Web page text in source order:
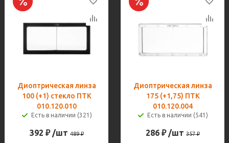
Диоптрическая линза
100 (+1) стекло ПТК
010.120.010
Есть в наличии (321)
392 ₽ /шт 489₽
Диоптрическая линза
175 (+1,75) ПТК
010.120.004
Есть в наличии (541)
286 ₽ /шт 357₽